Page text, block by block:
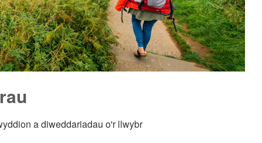
a diweddariadau o'r llwybr